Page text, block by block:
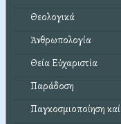
Θεολογικά
Ἀνθρωπολογία
Θεία Εὐχαριστία
Παράδοση
Παγκοσμιοποίηση